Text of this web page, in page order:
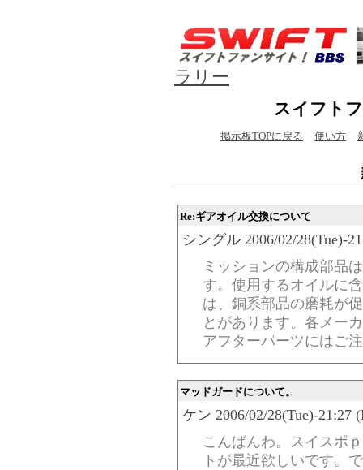
ラリー
スイフト
掲示板TOPに戻る 使い方
Re:ギアオイル交換について
シングル 2006/02/28(Tue)-
ミッションの構成部品
す。使用するオイルに
は、銅系部品の磨耗が
とがあります。各メー
アフターパーツにはご
マッドガードについて。
ケン 2006/02/28(Tue)-21:27
こんばんわ。スイスポ
トが最近欲しいです。